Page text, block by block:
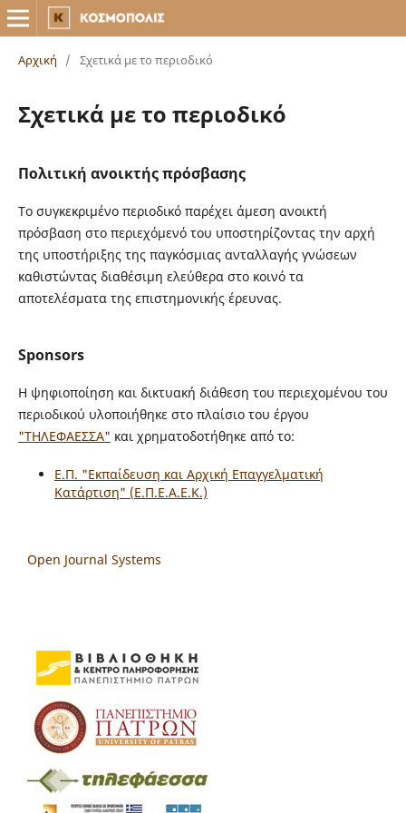
Αρχική / Σχετικά με το περιοδικό
Σχετικά με το περιοδικό
Πολιτική ανοικτής πρόσβασης
Το συγκεκριμένο περιοδικό παρέχει άμεση ανοικτή
πρόσβαση στο περιεχόμενό του υποστηρίζοντας την αρχή
της υποστήριξης της παγκόσμιας ανταλλαγής γνώσεων
καθιστώντας διαθέσιμη ελεύθερα στο κοινό τα
αποτελέσματα της επιστημονικής έρευνας.
Sponsors
Η ψηφιοποίηση και δικτυακή διάθεση του περιεχομένου του
περιοδικού υλοποιήθηκε στο πλαίσιο του έργου
"ΤΗΛΕΦΑΕΣΣΑ" και χρηματοδοτήθηκε από το:
Ε.Π. "Εκπαίδευση και Αρχική Επαγγελματική
Κατάρτιση" (Ε.Π.Ε.Α.Ε.Κ.)
Open Journal Systems